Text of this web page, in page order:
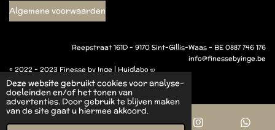
Deze website gebruikt cookies voor analyse-
doeleinden en/of het tonen van
advertenties. Door gebruik te blijven maken
van de site gaat u hiermee akkoord.
Algemene voorwaarden
Reepstraat 161D - 9170 Sint-Gillis-Waas - BE 0887 746 176
info@finessebyinge.be
© 2022 - 2023 Finesse by Inge | Huidlabo ஐ
Powered byJouwWeb